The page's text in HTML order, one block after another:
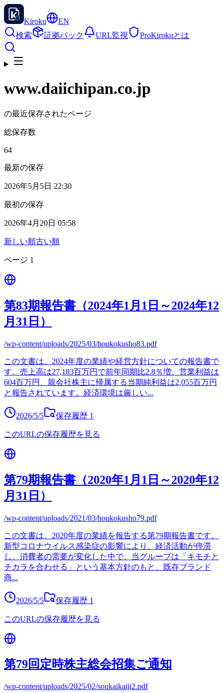
Kiroku
EN
検索
証拠パック URL監視 ProKirokuとは
www.daiichipan.co.jp
の最近保存されたページ
総保存数
64
最新の保存
2026年5月5日 22:30
最初の保存
2026年4月20日 05:58
新しい順古い順
ページ 1
第83期報告書（2024年1月1日～2024年12
月31日）
/wp-content/uploads/2025/03/houkokusho83.pdf
この文書は、2024年度の業績や経営方針についての報告書で
す。売上高は27,183百万円で前年同期比2.8％増、営業利益は
604百万円、親会社株主に帰属する当期純利益は2,055百万円
と報告されています。経済環境は厳しい...
2026/5/5 保存履歴 1
このURLの保存履歴を見る
第79期報告書（2020年1月1日～2020年12
月31日）
/wp-content/uploads/2021/03/houkokusho79.pdf
この文書は、2020年度の業績を報告する第79期報告書です。
新型コロナウイルス感染症の影響により、経済活動が停滞
し、消費者の需要が変化した中で、当グループは「キモチと
チカラを合わせる」という基本方針のもと、既存ブランド
商...
2026/5/5 保存履歴 1
このURLの保存履歴を見る
第79回定時株主総会招集ご通知
/wp-content/uploads/2025/02/soukaikaiji2.pdf